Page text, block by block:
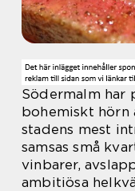
Södermalm
bohemiskt
stadens mest
samsas små
vinbarer,
ambitiösa